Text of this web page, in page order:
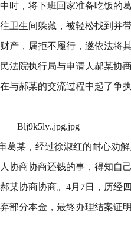
时，将下班回家准备吃饭的
卫生间躲藏，被轻松找到并
产，属拒不履行，遂依法将
法院执行局与申请人郝某协
与郝某的交流过程中起了争
某，经过徐淑红的耐心劝解
协商协商还钱的事，得知自
某协商协商。4月7日，历经
部分本金，最终办理结案证